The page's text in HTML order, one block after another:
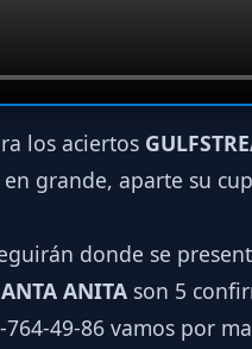
los aciertos
grande, aparte su
donde se
ANITA son 5
764-49-86 vamos por